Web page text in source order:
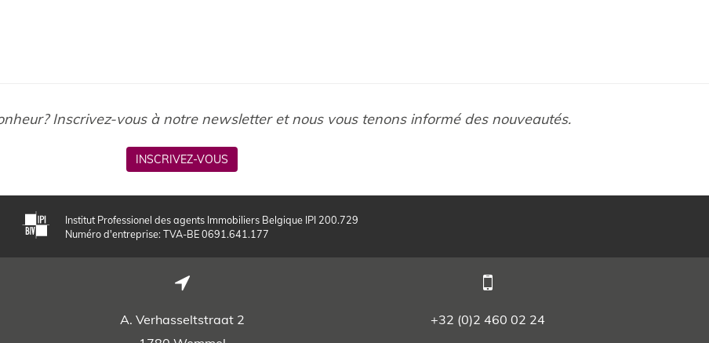
Inscrivez-vous à notre newsletter et nous vous tenons informé des nouveautés.
INSCRIVEZ-VOUS
Institut Professionel des agents Immobiliers Belgique IPI 200.729
Numéro d'entreprise: TVA-BE 0691.641.177
A. Verhasseltstraat 2
+32 (0)2 460 02 24